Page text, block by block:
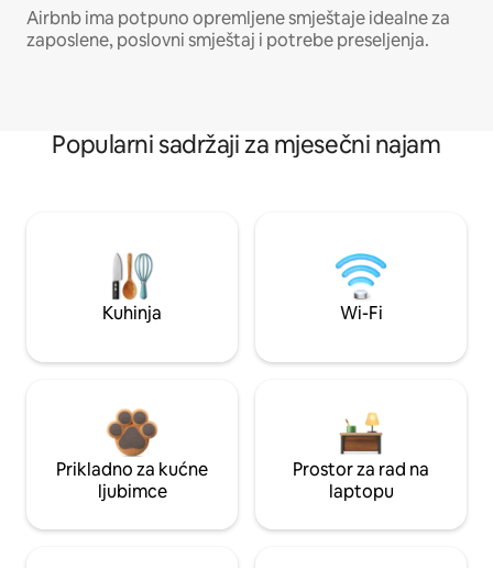
Airbnb ima potpuno opremljene smještaje idealne za
zaposlene, poslovni smještaj i potrebe preseljenja.
Popularni sadržaji za mjesečni najam
Kuhinja Wi-Fi
Prikladno za kućne
ljubimce
Prostor za rad na
laptopu